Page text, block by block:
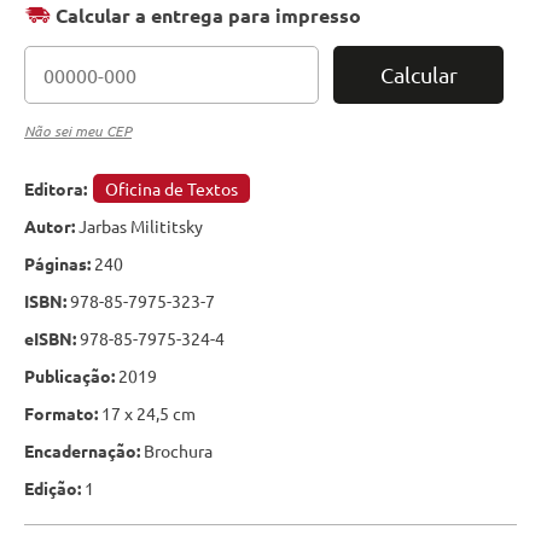
Editora:
Oficina de Textos
Autor:Jarbas Milititsky
Páginas: 240
ISBN:978-85-7975-323-7
eISBN:978-85-7975-324-4
Publicação: 2019
Formato: 17 x 24,5 cm
Encadernação: Brochura
Edição: 1
Calcular a entrega para impresso
Calcular
Não sei meu CEP